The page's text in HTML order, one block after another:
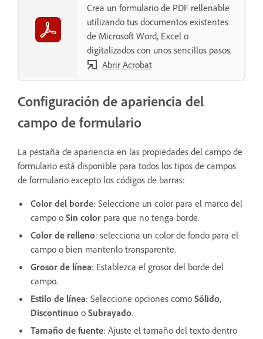
Crea un formulario de PDF rellenable
utilizando tus documentos existentes
de Microsoft Word, Excel o
digitalizados con unos sencillos pasos.
Abrir Acrobat
Configuración de apariencia del
campo de formulario
La pestaña de apariencia en las propiedades del campo de
formulario está disponible para todos los tipos de campos
de formulario excepto los códigos de barras:
Color del borde: Seleccione un color para el marco del
campo o Sin color para que no tenga borde.
Color de relleno: selecciona un color de fondo para el
campo o bien mantenlo transparente.
Grosor de línea: Establezca el grosor del borde del
campo.
Estilo de línea: Seleccione opciones como Sólido,
Discontinuo o Subrayado.
Tamaño de fuente: Ajuste el tamaño del texto dentro